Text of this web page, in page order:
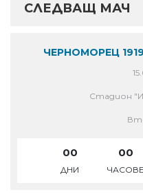
СЛЕДВАЩ МАЧ
ЧЕРНОМОРЕЦ
Стадион
00
ДНИ
00
ЧАСОВЕ